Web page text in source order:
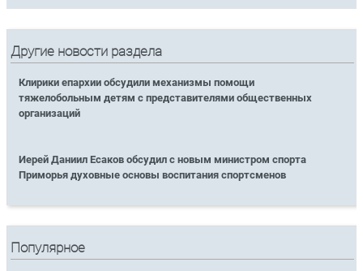
Другие новости раздела
Клирики епархии обсудили механизмы помощи
тяжелобольным детям с представителями общественных
организаций
Иерей Даниил Есаков обсудил с новым министром спорта
Приморья духовные основы воспитания спортсменов
Популярное